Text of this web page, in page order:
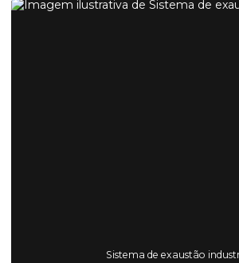
Sistema de exaustão